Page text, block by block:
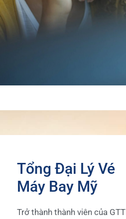
Tổng Đại Lý Vé
Máy Bay Mỹ
Trở thành thành viên của GTT